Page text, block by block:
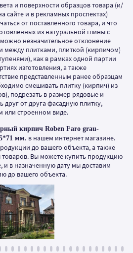
и поверхности образцов товара (и/
сайте и в рекламных проспектах)
от поставленного товара, и что
из натуральной глины с
незначительное отклонение
между плитками, плиткой (кирпичом)
как в рамках одной партии
изготовления, а также
представленным ранее образцам
смешивать плитку (кирпич) из
подрезать в размер рядовые и
друг от друга фасадную плитку,
или строенном виде.
кирпич Roben Faro grau-
мм. в нашем интернет магазине.
до вашего объекта, а также
Вы можете купить продукцию
и в назначенную дату мы доставим
до вашего объекта.